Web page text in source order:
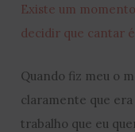
Existe um
decidir que cantar
Quando fiz meu o
claramente que
trabalho que eu